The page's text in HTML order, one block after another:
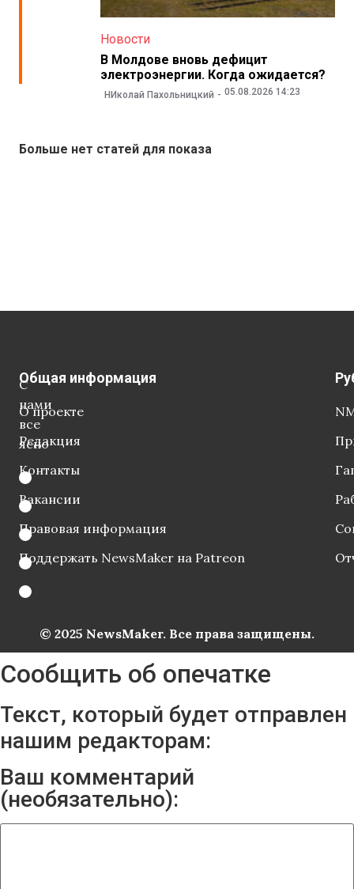
Новости
В Молдове вновь дефицит
электроэнергии. Когда ожидается?
НИколай Пахольницкий 05.08.2026 14:23
Больше нет статей для показа
С
нами
все
ясно
Общая информация
О проекте
Редакция
Контакты
Вакансии
Правовая информация
Поддержать NewsMaker на Patreon
© 2025 NewsMaker. Все права защищены.
Сообщить об опечатке
Текст, который будет отправлен
нашим редакторам:
Ваш комментарий
(необязательно):